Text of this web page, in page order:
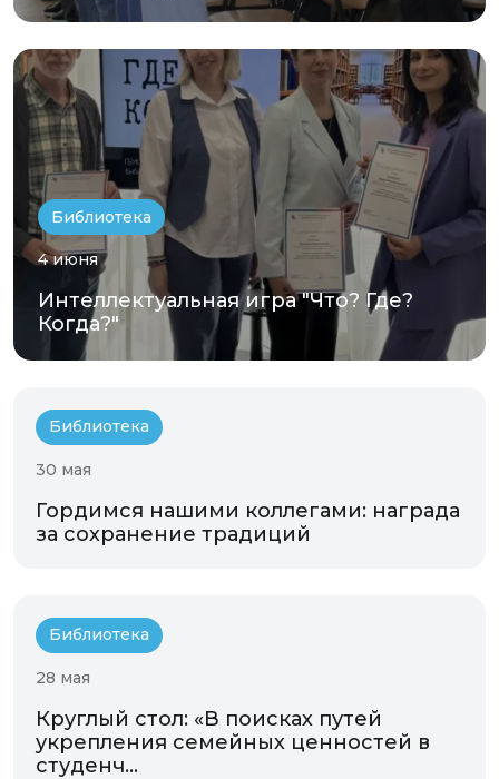
Библиотека
4 июня
Интеллектуальная игра "Что? Где?
Когда?"
Библиотека
30 мая
Гордимся нашими коллегами: награда
за сохранение традиций
Библиотека
28 мая
Круглый стол: «В поисках путей
укрепления семейных ценностей в
студенч...